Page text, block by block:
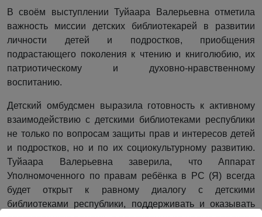
В своём выступлении Туйаара Валерьевна отметила
важность миссии детских библиотекарей в развитии
личности детей и подростков, приобщения
подрастающего поколения к чтению и книголюбию, их
патриотическому и духовно-нравственному
воспитанию.
Детский омбудсмен выразила готовность к активному
взаимодействию с детскими библиотеками республики
не только по вопросам защиты прав и интересов детей
и подростков, но и по их социокультурному развитию.
Туйаара Валерьевна заверила, что Аппарат
Уполномоченного по правам ребёнка в РС (Я) всегда
будет открыт к равному диалогу с детскими
библиотеками республики, поддерживать и оказывать